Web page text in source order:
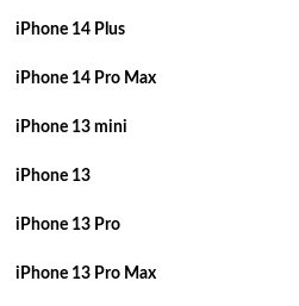
iPhone 14 Plus
iPhone 14 Pro Max
iPhone 13 mini
iPhone 13
iPhone 13 Pro
iPhone 13 Pro Max